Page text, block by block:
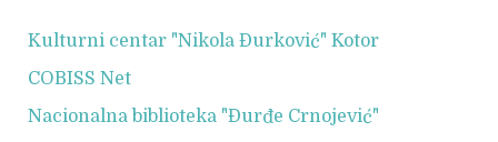
Kulturni centar "Nikola Đurković" Kotor
COBISS Net
Nacionalna biblioteka "Đurđe Crnojević"